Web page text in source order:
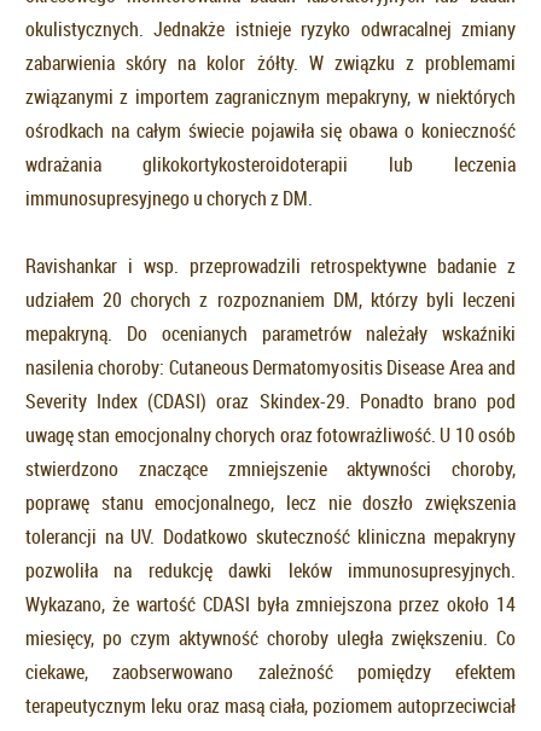
okulistycznych. Jednakże istnieje ryzyko odwracalnej zmiany
zabarwienia skóry na kolor żółty. W związku z problemami
związanymi z importem zagranicznym mepakryny, w niektórych
ośrodkach na całym świecie pojawiła się obawa o konieczność
wdrażania glikokortykosteroidoterapii lub leczenia
immunosupresyjnego u chorych z DM.
Ravishankar i wsp. przeprowadzili retrospektywne badanie z
udziałem 20 chorych z rozpoznaniem DM, którzy byli leczeni
mepakryną. Do ocenianych parametrów należały wskaźniki
nasilenia choroby: Cutaneous Dermatomyositis Disease Area and
Severity Index (CDASI) oraz Skindex-29. Ponadto brano pod
uwagę stan emocjonalny chorych oraz fotowrażliwość. U 10 osób
stwierdzono znaczące zmniejszenie aktywności choroby,
poprawę stanu emocjonalnego, lecz nie doszło zwiększenia
tolerancji na UV. Dodatkowo skuteczność kliniczna mepakryny
pozwoliła na redukcję dawki leków immunosupresyjnych.
Wykazano, że wartość CDASI była zmniejszona przez około 14
miesięcy, po czym aktywność choroby uległa zwiększeniu. Co
ciekawe, zaobserwowano zależność pomiędzy efektem
terapeutycznym leku oraz masą ciała, poziomem autoprzeciwciał